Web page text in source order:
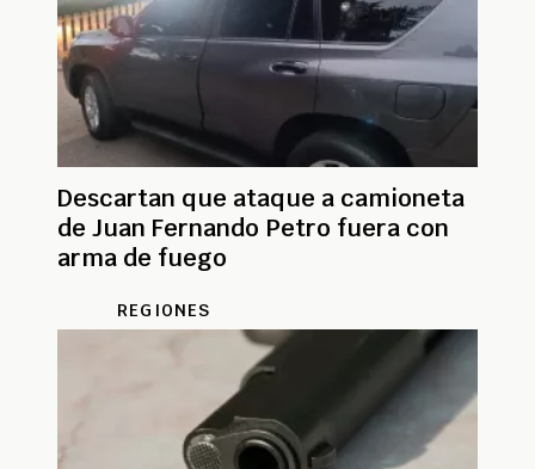
Descartan que ataque a camioneta
de Juan Fernando Petro fuera con
arma de fuego
REGIONES